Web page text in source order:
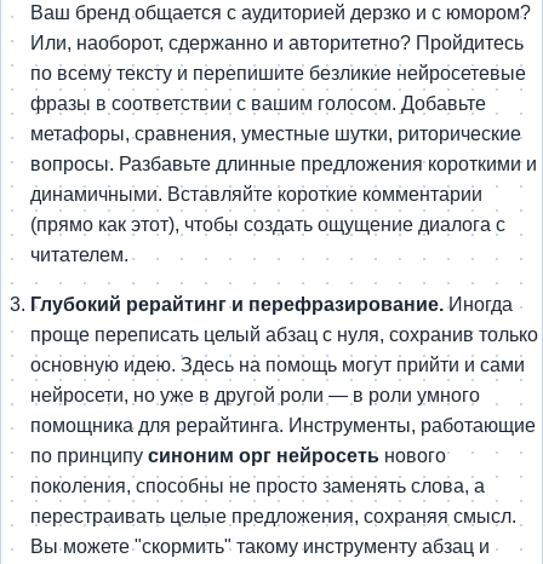
Ваш бренд общается с аудиторией дерзко и с юмором?
Или, наоборот, сдержанно и авторитетно? Пройдитесь
по всему тексту и перепишите безликие нейросетевые
фразы в соответствии с вашим голосом. Добавьте
метафоры, сравнения, уместные шутки, риторические
вопросы. Разбавьте длинные предложения короткими и
динамичными. Вставляйте короткие комментарии
(прямо как этот), чтобы создать ощущение диалога с
читателем.
Глубокий рерайтинг и перефразирование.Иногда
проще переписать целый абзац с нуля, сохранив только
основную идею. Здесь на помощь могут прийти и сами
нейросети, но уже в другой роли — в роли умного
помощника для рерайтинга. Инструменты, работающие
по принципу синоним орг нейросеть нового
поколения, способны не просто заменять слова, а
перестраивать целые предложения, сохраняя смысл.
Вы можете "скормить" такому инструменту абзац и